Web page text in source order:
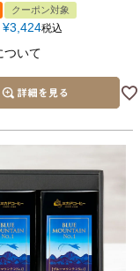
クーポン対象
¥3,424税込